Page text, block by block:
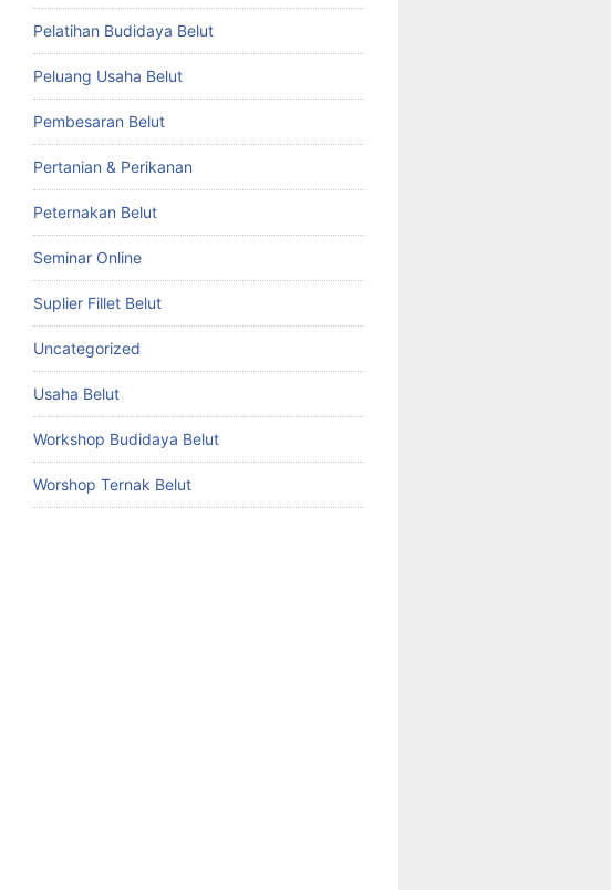
Pelatihan Budidaya Belut
Peluang Usaha Belut
Pembesaran Belut
Pertanian & Perikanan
Peternakan Belut
Seminar Online
Suplier Fillet Belut
Uncategorized
Usaha Belut
Workshop Budidaya Belut
Worshop Ternak Belut